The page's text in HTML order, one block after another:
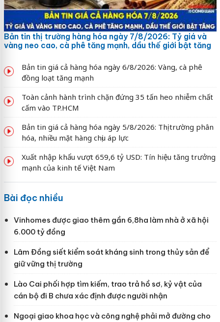
Bản tin thị trường hàng hóa ngày 7/8/2026: Tỷ giá và
vàng neo cao, cà phê tăng mạnh, dầu thế giới bật tăng
Bản tin giá cả hàng hóa ngày 6/8/2026: Vàng, cà phê
đồng loạt tăng mạnh
Toàn cảnh hành trình chặn đứng 35 tấn heo nhiễm chất
cấm vào TP.HCM
Bản tin giá cả hàng hóa ngày 5/8/2026: Thị trường phân
hóa, nhiều mặt hàng chịu áp lực
Xuất nhập khẩu vượt 659,6 tỷ USD: Tín hiệu tăng trưởng
mạnh của kinh tế Việt Nam
Bài đọc nhiều
Vinhomes được giao thêm gần 6,8ha làm nhà ở xã hội
6.000 tỷ đồng
Lâm Đồng siết kiểm soát kháng sinh trong thủy sản để
giữ vững thị trường
Lào Cai phối hợp tìm kiếm, trao trả hồ sơ, kỷ vật của
cán bộ đi B chưa xác định được người nhận
Ngoại giao khoa học và công nghệ phải mở đường cho